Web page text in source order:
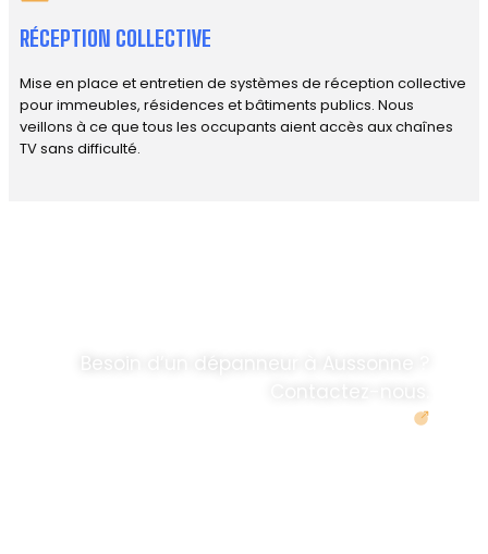
RÉCEPTION COLLECTIVE
Mise en place et entretien de systèmes de réception collective
pour immeubles, résidences et bâtiments publics. Nous
veillons à ce que tous les occupants aient accès aux chaînes
TV sans difficulté.
Besoin d’un dépanneur à Aussonne ?